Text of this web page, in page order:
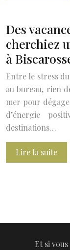
Des
cherchiez
à
Entre le stress
au bureau, rien
mer pour
d’énergie
destinations…
Lire la suite
Et si